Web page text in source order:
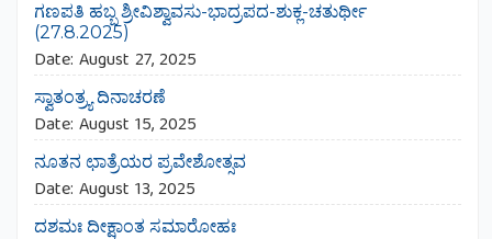
ಗಣಪತಿ ಹಬ್ಬ ಶ್ರೀವಿಶ್ವಾವಸು-ಭಾದ್ರಪದ-ಶುಕ್ಲ-ಚತುರ್ಥೀ
(27.8.2025)
Date: August 27, 2025
ಸ್ವಾತಂತ್ರ್ಯ ದಿನಾಚರಣೆ
Date: August 15, 2025
ನೂತನ ಛಾತ್ರೆಯರ ಪ್ರವೇಶೋತ್ಸವ
Date: August 13, 2025
ದಶಮಃ ದೀಕ್ಷಾಂತ ಸಮಾರೋಹಃ